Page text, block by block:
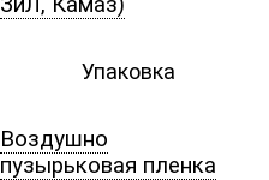
Упаковка
Воздушно
пузырьковая пленка